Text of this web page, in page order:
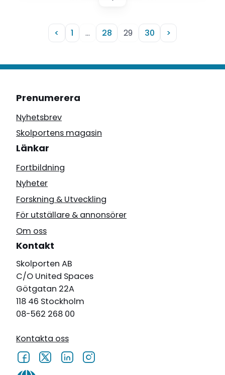
< 1 … 28 29 30 >
Prenumerera
Nyhetsbrev
Skolportens magasin
Länkar
Fortbildning
Nyheter
Forskning & Utveckling
För utställare & annonsörer
Om oss
Kontakt
Skolporten AB
C/O United Spaces
Götgatan 22A
118 46 Stockholm
08-562 268 00
Kontakta oss